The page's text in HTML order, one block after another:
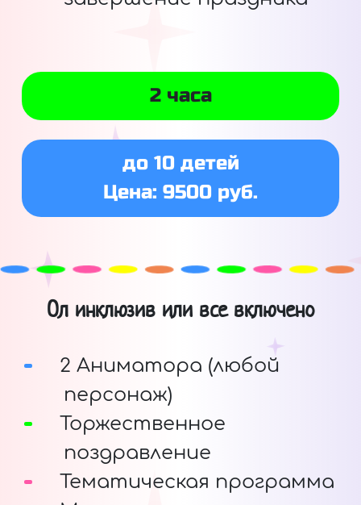
2 часа
до 10 детей
Цена: 9500 руб.
Ол инклюзив или все включено
2 Аниматора (любой
персонаж)
Торжественное
поздравление
Тематическая программа